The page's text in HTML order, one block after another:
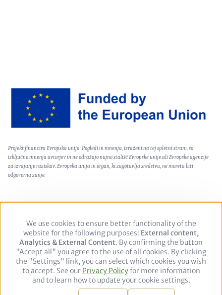
Image
Text
(optional)
Projekt financira Evropska unija. Pogledi in mnenja, izraženi na tej spletni strani, so
izključno mnenja avtorjev in ne odražajo nujno stališč Evropske unije ali Evropske agencije
za izvajanje raziskav. Evropska unija in organ, ki zagotavlja sredstva, ne moreta biti
odgovorna zanje.
FooterPolitika zasebnosti Pravno obvestilo
Follow
LinkedIn
Use
of
personal
data
and
cookies
We use cookies to ensure better functionality of the
website for the following purposes: External content,
Analytics & External Content. By confirming the button
"Accept all" you agree to the use of all cookies. By clicking
the "Settings" link, you can select which cookies you wish
to accept. See our Privacy Policyfor more information
and to learn how to update your cookie settings.